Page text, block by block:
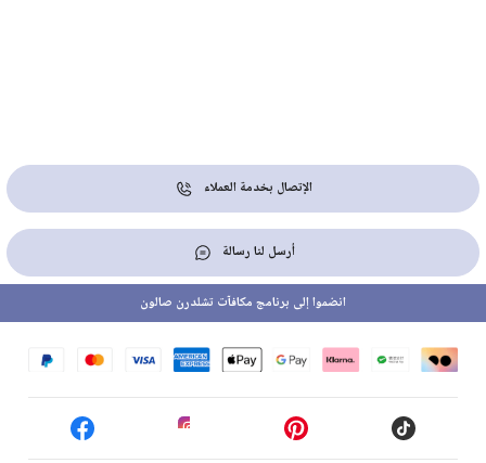
الإتصال بخدمة العملاء
أرسل لنا رسالة
انضموا إلى برنامج مكافآت تشلدرن صالون